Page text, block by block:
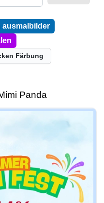
ausmalbilder
Färbung
Panda